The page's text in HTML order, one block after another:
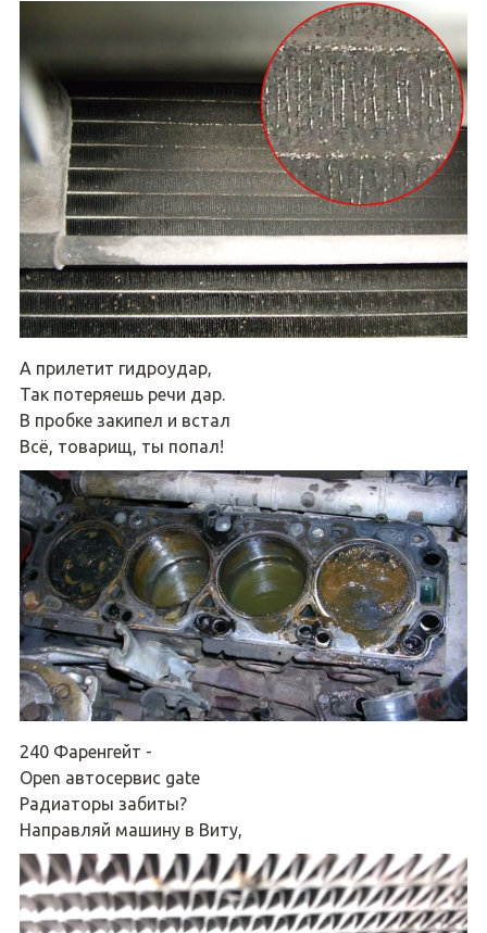
А прилетит гидроудар,
Так потеряешь речи дар.
В пробке закипел и встал
Всё, товарищ, ты попал!
240 Фаренгейт -
Open автосервис gate
Радиаторы забиты?
Направляй машину в Виту,